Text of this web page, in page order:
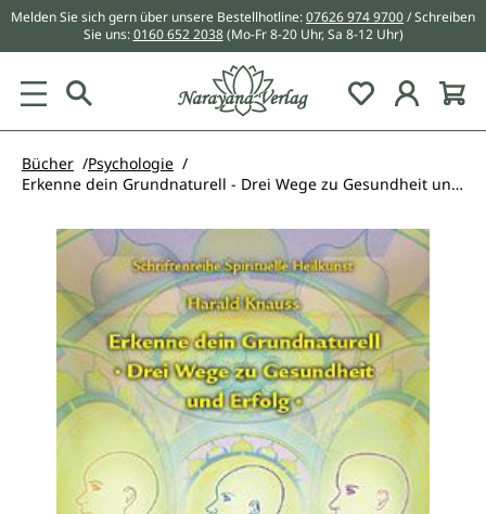
springen
Melden Sie sich gern über unsere Bestellhotline:07626 974 9700/ Schreiben
Sie uns:0160 652 2038 (Mo-Fr 8-20 Uhr, Sa 8-12 Uhr)
Du hast 0
Bücher
Psychologie
Erkenne dein Grundnaturell - Drei Wege zu Gesundheit und Erfolg
Bildergalerie überspringen